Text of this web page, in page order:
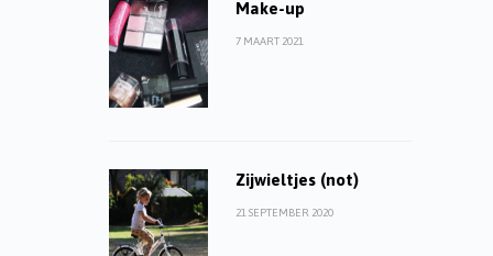
Make-up
7 MAART 2021
Zijwieltjes (not)
21 SEPTEMBER 2020